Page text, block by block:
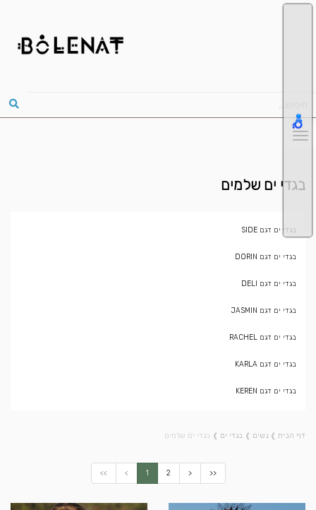
בגדי ים שלמים
בגדי ים דגם SIDE
בגדי ים דגם DORIN
בגדי ים דגם DELI
בגדי ים דגם JASMIN
בגדי ים דגם RACHEL
בגדי ים דגם KARLA
בגדי ים דגם KEREN
דף הבית ❱ נשים ❱ בגדי ים ❱ בגדי ים שלמים
<< < 1 2 > >>